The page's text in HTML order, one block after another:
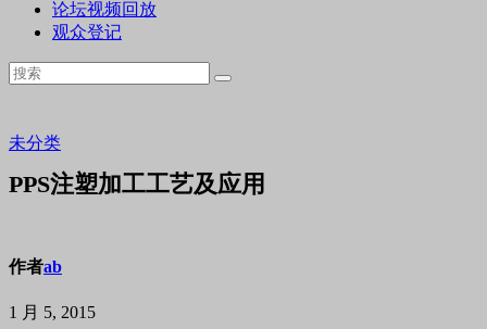
论坛视频回放
观众登记
未分类
PPS注塑加工工艺及应用
作者ab
1 月 5, 2015